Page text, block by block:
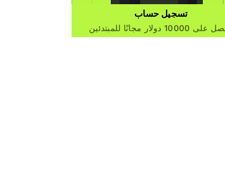
تسجيل حساب
10000 دولار مجانًا للمبتدئين